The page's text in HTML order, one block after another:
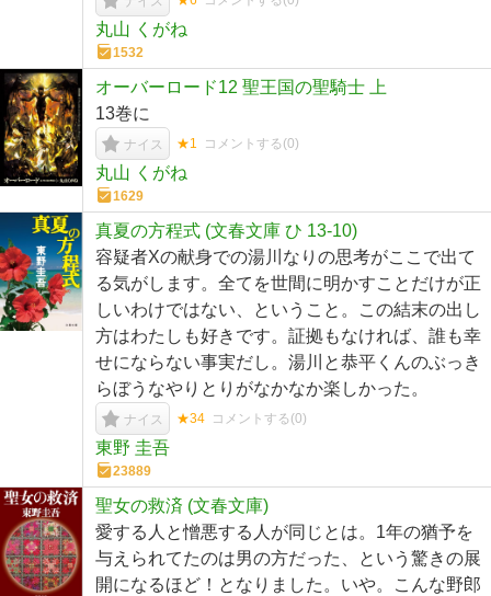
丸山 くがね
1532
オーバーロード12 聖王国の聖騎士 上
13巻に
ナイス ★1 コメントする(0)
丸山 くがね
1629
真夏の方程式 (文春文庫 ひ 13-10)
容疑者Xの献身での湯川なりの思考がここで出て
る気がします。全てを世間に明かすことだけが正
しいわけではない、ということ。この結末の出し
方はわたしも好きです。証拠もなければ、誰も幸
せにならない事実だし。湯川と恭平くんのぶっき
らぼうなやりとりがなかなか楽しかった。
ナイス ★34 コメントする(0)
東野 圭吾
23889
聖女の救済 (文春文庫)
愛する人と憎悪する人が同じとは。1年の猶予を
与えられてたのは男の方だった、という驚きの展
開になるほど！となりました。いや。こんな野郎